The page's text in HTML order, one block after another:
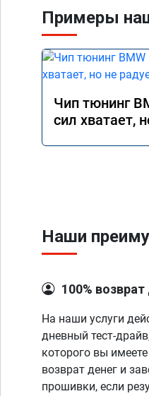
Примеры
Чип тюнинг
сил хватает,
Наши
100% возврат
На наши услуги
дневный тест-
которого вы
возврат денег и
прошивки, если